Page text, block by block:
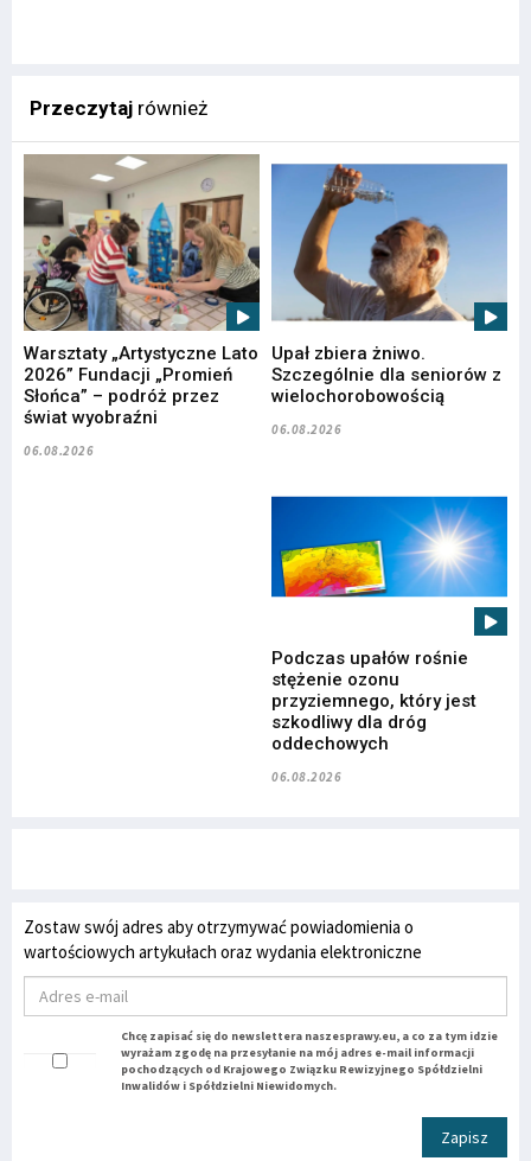
Przeczytaj również
Warsztaty „Artystyczne Lato
2026” Fundacji „Promień
Słońca” – podróż przez
świat wyobraźni
06.08.2026
Upał zbiera żniwo.
Szczególnie dla seniorów z
wielochorobowością
06.08.2026
Podczas upałów rośnie
stężenie ozonu
przyziemnego, który jest
szkodliwy dla dróg
oddechowych
06.08.2026
Zostaw swój adres aby otrzymywać powiadomienia o
wartościowych artykułach oraz wydania elektroniczne
Chcę zapisać się do newslettera naszesprawy.eu, a co za tym idzie
wyrażam zgodę na przesyłanie na mój adres e-mail informacji
pochodzących od Krajowego Związku Rewizyjnego Spółdzielni
Inwalidów i Spółdzielni Niewidomych.
Zapisz